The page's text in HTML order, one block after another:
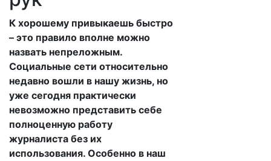
К хорошему привыкаешь быстро
– это правило вполне можно
назвать непреложным.
Социальные сети относительно
недавно вошли в нашу жизнь, но
уже сегодня практически
невозможно представить себе
полноценную работу
журналиста без их
использования. Особенно в наш